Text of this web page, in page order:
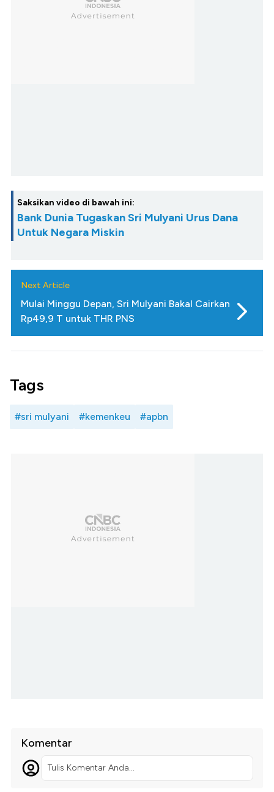
Saksikan video di bawah ini:
Bank Dunia Tugaskan Sri Mulyani Urus Dana
Untuk Negara Miskin
Next Article
Mulai Minggu Depan, Sri Mulyani Bakal Cairkan
Rp49,9 T untuk THR PNS
Tags
#sri mulyani #kemenkeu #apbn
Komentar
Tulis Komentar Anda...